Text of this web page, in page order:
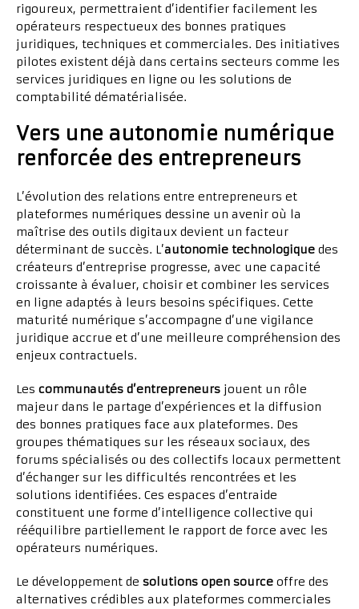
rigoureux, permettraient d’identifier facilement les
opérateurs respectueux des bonnes pratiques
juridiques, techniques et commerciales. Des initiatives
pilotes existent déjà dans certains secteurs comme les
services juridiques en ligne ou les solutions de
comptabilité dématérialisée.
Vers une autonomie numérique
renforcée des entrepreneurs
L’évolution des relations entre entrepreneurs et
plateformes numériques dessine un avenir où la
maîtrise des outils digitaux devient un facteur
déterminant de succès. L’autonomie technologique des
créateurs d’entreprise progresse, avec une capacité
croissante à évaluer, choisir et combiner les services
en ligne adaptés à leurs besoins spécifiques. Cette
maturité numérique s’accompagne d’une vigilance
juridique accrue et d’une meilleure compréhension des
enjeux contractuels.
Les communautés d’entrepreneurs jouent un rôle
majeur dans le partage d’expériences et la diffusion
des bonnes pratiques face aux plateformes. Des
groupes thématiques sur les réseaux sociaux, des
forums spécialisés ou des collectifs locaux permettent
d’échanger sur les difficultés rencontrées et les
solutions identifiées. Ces espaces d’entraide
constituent une forme d’intelligence collective qui
rééquilibre partiellement le rapport de force avec les
opérateurs numériques.
Le développement de solutions open source offre des
alternatives crédibles aux plateformes commerciales